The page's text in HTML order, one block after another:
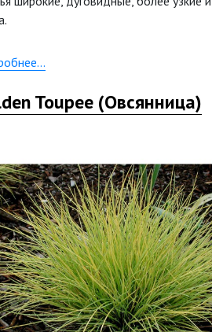
в июне-июле.
Toupee (Овсянница)